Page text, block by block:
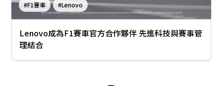
#F1賽車 #Lenovo
Lenovo成為F1賽車官方合作夥伴 先進科技與賽事管
理結合